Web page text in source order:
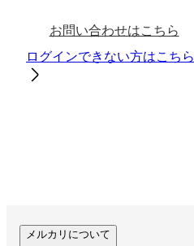
お問い合わせはこちら
ログインできない方はこちら
メルカリについて